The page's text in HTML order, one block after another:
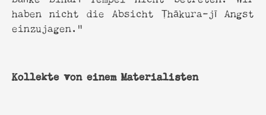
haben nicht die Absicht Ṭhākura-jī Angst
einzujagen.”
Kollekte von einem Materialisten